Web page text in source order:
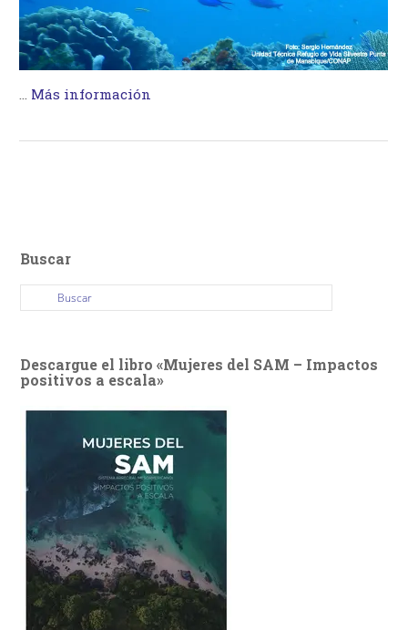
… Más información
Buscar
Descargue el libro «Mujeres del SAM – Impactos
positivos a escala»